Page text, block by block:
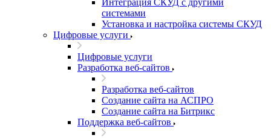
Интеграция СКУД с другими
системами
Установка и настройка системы СКУД
Цифровые услуги
Цифровые услуги
Разработка веб-сайтов
Разработка веб-сайтов
Создание сайта на АСПРО
Создание сайта на Битрикс
Поддержка веб-сайтов